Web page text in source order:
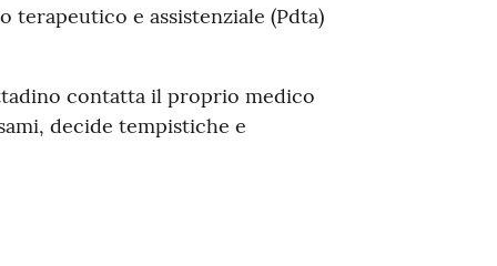
e assistenziale (Pdta)
contatta il proprio medico
decide tempistiche e